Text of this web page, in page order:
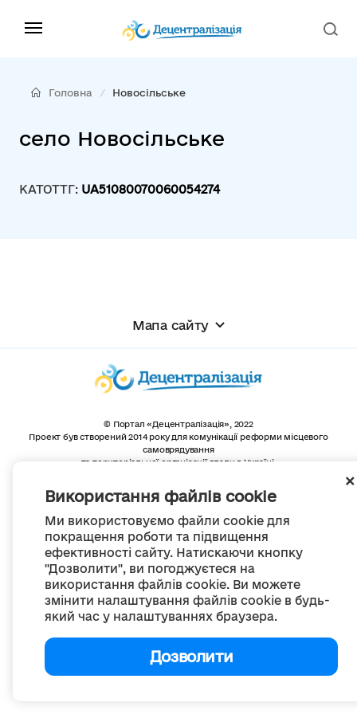
Використання файлів cookie
Ми використовуємо файли cookie для
покращення роботи та підвищення
ефективності сайту. Натискаючи кнопку
"Дозволити", ви погоджуєтеся на
використання файлів cookie. Ви можете
змінити налаштування файлів cookie в будь-
який час у налаштуваннях браузера.
Дозволити
Головна Новосільське
село Новосільське
КАТОТТГ: UA51080070060054274
Мапа сайту
© Портал «Децентралізація», 2022
Проект був створений 2014 року для комунікації реформи місцевого
самоврядування
та територіальної організації влади в Україні.
Весь контент доступний за ліцензією
Creative Commons Attribution 4.0 International license,
якщо не зазначено інше